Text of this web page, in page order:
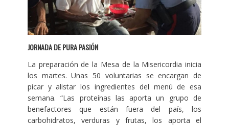
JORNADA DE PURA PASIÓN
La preparación de la Mesa de la Misericordia inicia
los martes. Unas 50 voluntarias se encargan de
picar y alistar los ingredientes del menú de esa
semana. “Las proteínas las aporta un grupo de
benefactores que están fuera del país, los
carbohidratos, verduras y frutas, los aporta el